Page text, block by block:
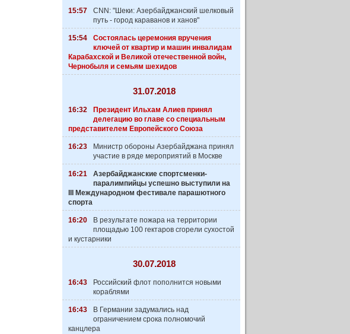
15:57
CNN: "Шеки: Азербайджанский шелковый
путь - город караванов и ханов"
15:54
Состоялась церемония вручения
ключей от квартир и машин инвалидам
Карабахской и Великой отечественной войн,
Чернобыля и семьям шехидов
31.07.2018
16:32
Президент Ильхам Алиев принял
делегацию во главе со специальным
представителем Европейского Союза
16:23
Министр обороны Азербайджана принял
участие в ряде мероприятий в Москве
16:21
Азербайджанские спортсменки-
паралимпийцы успешно выступили на
III Международном фестивале парашютного
спорта
16:20
В результате пожара на территории
площадью 100 гектаров сгорели сухостой
и кустарники
30.07.2018
16:43
Российский флот пополнится новыми
кораблями
16:43
В Германии задумались над
ограничением срока полномочий
канцлера